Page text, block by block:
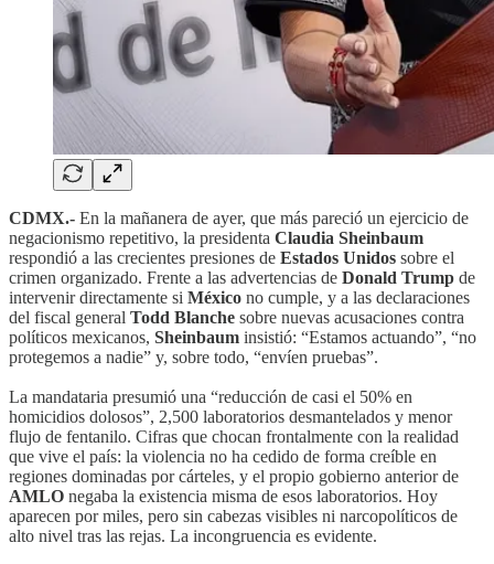
CDMX.- En la mañanera de ayer, que más pareció un ejercicio de
negacionismo repetitivo, la presidenta Claudia Sheinbaum
respondió a las crecientes presiones de Estados Unidos sobre el
crimen organizado. Frente a las advertencias de Donald Trump de
intervenir directamente si México no cumple, y a las declaraciones
del fiscal general Todd Blanche sobre nuevas acusaciones contra
políticos mexicanos, Sheinbaum insistió: “Estamos actuando”, “no
protegemos a nadie” y, sobre todo, “envíen pruebas”.
La mandataria presumió una “reducción de casi el 50% en
homicidios dolosos”, 2,500 laboratorios desmantelados y menor
flujo de fentanilo. Cifras que chocan frontalmente con la realidad
que vive el país: la violencia no ha cedido de forma creíble en
regiones dominadas por cárteles, y el propio gobierno anterior de
AMLO negaba la existencia misma de esos laboratorios. Hoy
aparecen por miles, pero sin cabezas visibles ni narcopolíticos de
alto nivel tras las rejas. La incongruencia es evidente.